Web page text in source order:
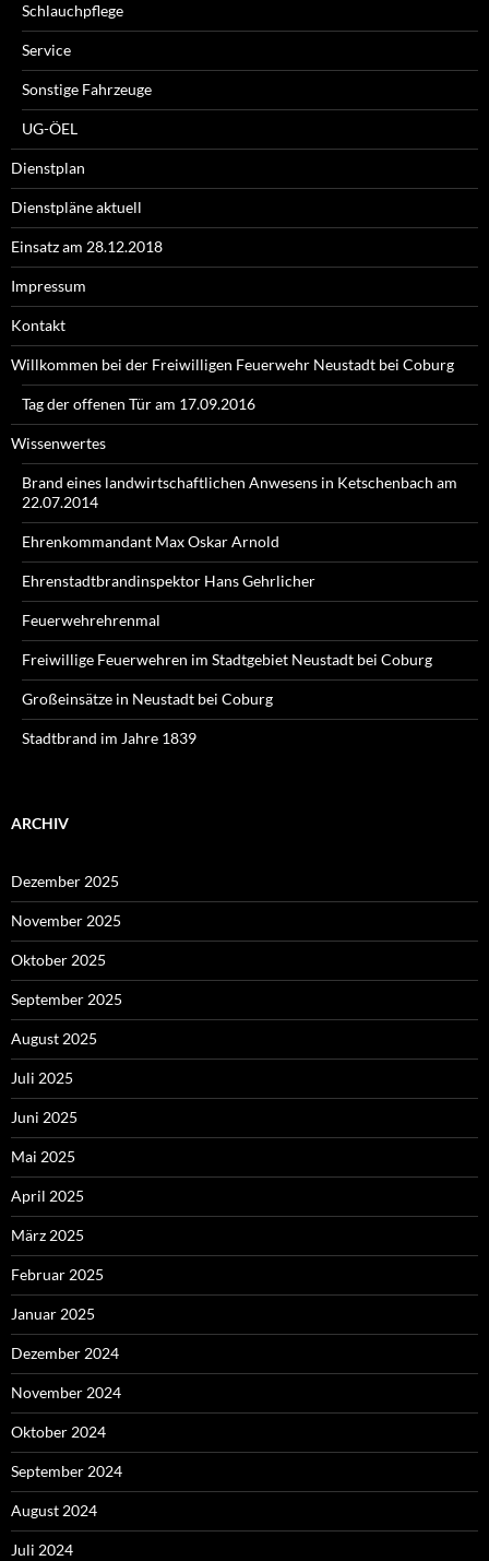
Schlauchpflege
Service
Sonstige Fahrzeuge
UG-ÖEL
Dienstplan
Dienstpläne aktuell
Einsatz am 28.12.2018
Impressum
Kontakt
Willkommen bei der Freiwilligen Feuerwehr Neustadt bei Coburg
Tag der offenen Tür am 17.09.2016
Wissenwertes
Brand eines landwirtschaftlichen Anwesens in Ketschenbach am
22.07.2014
Ehrenkommandant Max Oskar Arnold
Ehrenstadtbrandinspektor Hans Gehrlicher
Feuerwehrehrenmal
Freiwillige Feuerwehren im Stadtgebiet Neustadt bei Coburg
Großeinsätze in Neustadt bei Coburg
Stadtbrand im Jahre 1839
ARCHIV
Dezember 2025
November 2025
Oktober 2025
September 2025
August 2025
Juli 2025
Juni 2025
Mai 2025
April 2025
März 2025
Februar 2025
Januar 2025
Dezember 2024
November 2024
Oktober 2024
September 2024
August 2024
Juli 2024